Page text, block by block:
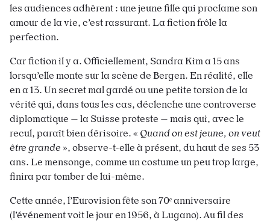
les audiences adhèrent : une jeune fille qui proclame son
amour de la vie, c’est rassurant. La fiction frôle la
perfection.
Car fiction il y a. Officiellement, Sandra Kim a 15 ans
lorsqu’elle monte sur la scène de Bergen. En réalité, elle
en a 13. Un secret mal gardé ou une petite torsion de la
vérité qui, dans tous les cas, déclenche une controverse
diplomatique — la Suisse proteste — mais qui, avec le
recul, paraît bien dérisoire. « Quand on est jeune, on veut
être grande », observe-t-elle à présent, du haut de ses 53
ans. Le mensonge, comme un costume un peu trop large,
finira par tomber de lui-même.
Cette année, l’Eurovision fête son 70ᵉ anniversaire
(l’événement voit le jour en 1956, à Lugano). Au fil des